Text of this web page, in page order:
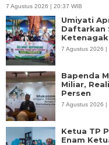
7 Agustus 2026 | 20:37 WIB
Umiyati
Daftarkan
7 Agustus 2026 |
Bapenda
Miliar,
Persen
7 Agustus 2026 |
Ketua TP
Enam